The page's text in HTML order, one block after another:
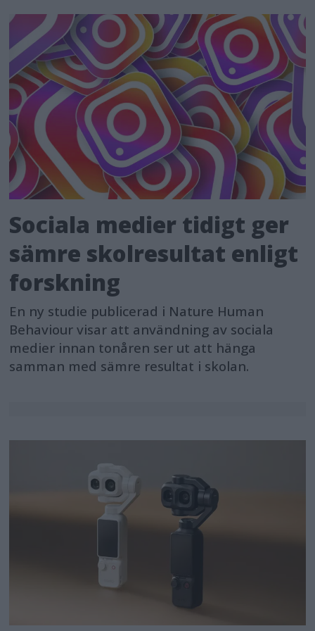
Sociala medier tidigt ger
sämre skolresultat enligt
forskning
En ny studie publicerad i Nature Human
Behaviour visar att användning av sociala
medier innan tonåren ser ut att hänga
samman med sämre resultat i skolan.